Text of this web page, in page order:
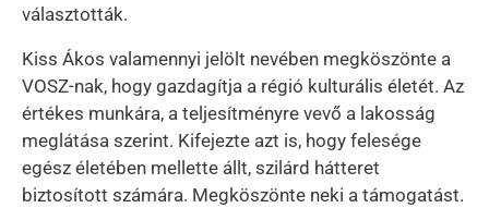
választották.
Kiss Ákos valamennyi jelölt nevében megköszönte a
VOSZ-nak, hogy gazdagítja a régió kulturális életét. Az
értékes munkára, a teljesítményre vevő a lakosság
meglátása szerint. Kifejezte azt is, hogy felesége
egész életében mellette állt, szilárd hátteret
biztosított számára. Megköszönte neki a támogatást.